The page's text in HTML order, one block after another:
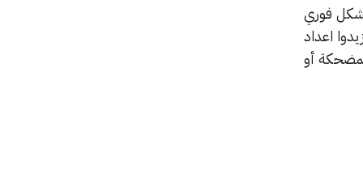
فوري
اعداد
أو